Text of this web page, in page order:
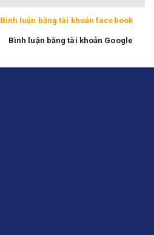
Bình luận bằng tài khoản facebook
Bình luận bằng tài khoản Google